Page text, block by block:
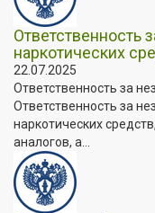
Ответственность
наркотических
22.07.2025
Ответственность за
Ответственность за
наркотических
аналогов, а...